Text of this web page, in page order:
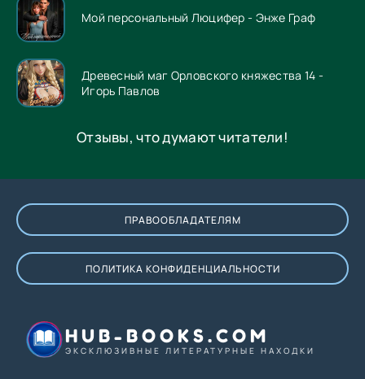
Мой персональный Люцифер - Энже Граф
Древесный маг Орловского княжества 14 -
Игорь Павлов
Отзывы, что думают читатели!
ПРАВООБЛАДАТЕЛЯМ
ПОЛИТИКА КОНФИДЕНЦИАЛЬНОСТИ
HUB-BOOKS.COM
ЭКСКЛЮЗИВНЫЕ ЛИТЕРАТУРНЫЕ НАХОДКИ